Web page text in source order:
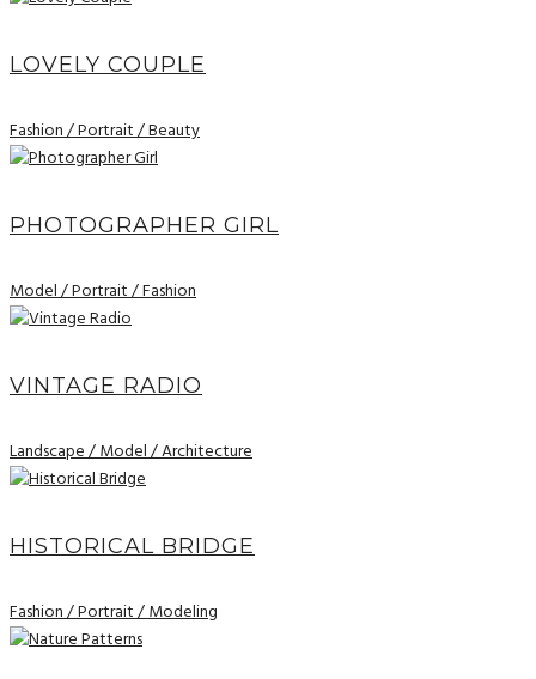
LOVELY COUPLE
Fashion / Portrait / Beauty
PHOTOGRAPHER GIRL
Model / Portrait / Fashion
VINTAGE RADIO
Landscape / Model / Architecture
HISTORICAL BRIDGE
Fashion / Portrait / Modeling